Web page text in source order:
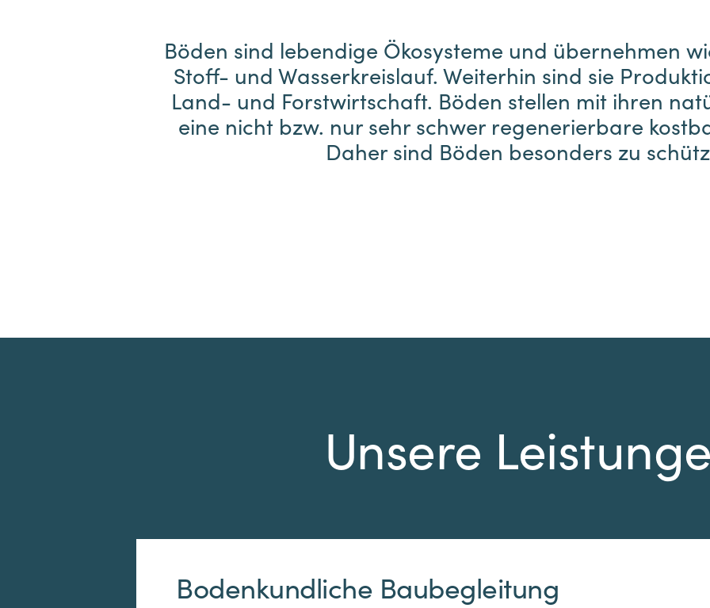
Böden sind lebendige Ökosysteme und übernehmen
Stoff- und Wasserkreislauf. Weiterhin sind sie
Land- und Forstwirtschaft. Böden stellen mit ihren
eine nicht bzw. nur sehr schwer regenerierbare
Daher sind Böden besonders zu
Unsere
Bodenkundliche Baubegleitung